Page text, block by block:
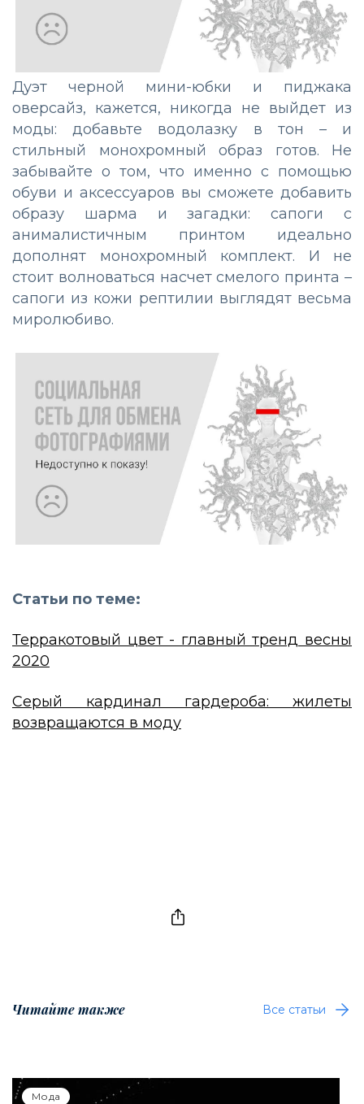
Дуэт черной мини-юбки и пиджака
оверсайз, кажется, никогда не выйдет из
моды: добавьте водолазку в тон – и
стильный монохромный образ готов. Не
забывайте о том, что именно с помощью
обуви и аксессуаров вы сможете добавить
образу шарма и загадки: сапоги с
анималистичным принтом идеально
дополнят монохромный комплект. И не
стоит волноваться насчет смелого принта –
сапоги из кожи рептилии выглядят весьма
миролюбиво.
Статьи по теме:
Терракотовый цвет - главный тренд весны
2020
Серый кардинал гардероба: жилеты
возвращаются в моду
Читайте также Все статьи